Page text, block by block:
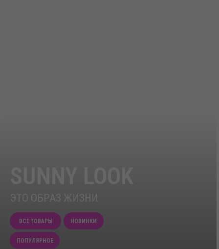
ЭТО ОБРАЗ ЖИЗНИ
ВСЕ ТОВАРЫ НОВИНКИ
ПОПУЛЯРНОЕ